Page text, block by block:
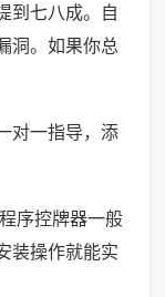
到七八成。自
洞。如果你总
对一指导，添
序控牌器一般
装操作就能实